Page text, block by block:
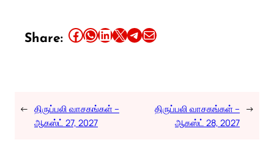
Share: Share this article on Facebook Share this article on WhatsApp Share this article on LinkedIn Share this article on X Share this article on TelegramEmail this Article
← திருப்பலி வாசகங்கள் –
ஆகஸ்ட் 27, 2027
திருப்பலி வாசகங்கள் –
ஆகஸ்ட் 28, 2027
→